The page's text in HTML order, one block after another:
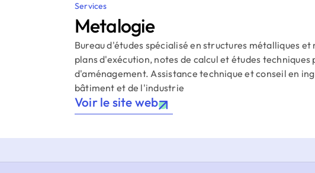
Services
Metalogie
Bureau d'études spécialisé en structures métalliques
plans d'exécution, notes de calcul et études
d'aménagement. Assistance technique et conseil en
bâtiment et de l'industrie
Voir le site web